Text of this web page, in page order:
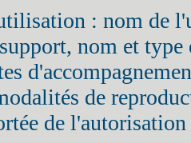
: nom de
nom et
de
de